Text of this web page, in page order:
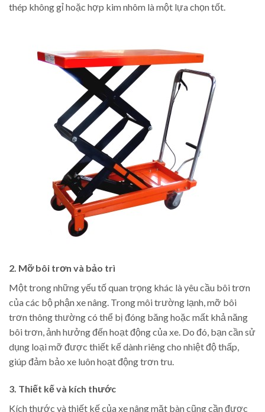
thép không gỉ hoặc hợp kim nhôm là một lựa chọn tốt.
2. Mỡ bôi trơn và bảo trì
Một trong những yếu tố quan trọng khác là yêu cầu bôi trơn
của các bộ phận xe nâng. Trong môi trường lạnh, mỡ bôi
trơn thông thường có thể bị đóng băng hoặc mất khả năng
bôi trơn, ảnh hưởng đến hoạt động của xe. Do đó, bạn cần sử
dụng loại mỡ được thiết kế dành riêng cho nhiệt độ thấp,
giúp đảm bảo xe luôn hoạt động trơn tru.
3. Thiết kế và kích thước
Kích thước và thiết kế của xe nâng mặt bàn cũng cần được